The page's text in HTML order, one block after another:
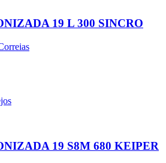
19 L 300 SINCRO
19 S8M 680 KEIPER